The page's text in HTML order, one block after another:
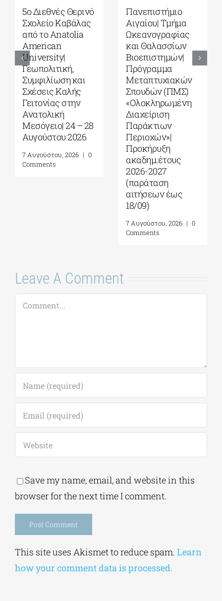
5ο Διεθνές Θερινό
Σχολείο Καβάλας
από το Αnatolia
American
University|
Γεωπολιτική,
Συμφιλίωση και
Σχέσεις Καλής
Γειτονίας στην
Ανατολική
Μεσόγειο| 24 – 28
Αυγούστου 2026
7 Αυγούστου, 2026 | 0
Comments
Πανεπιστήμιο
Αιγαίου| Τμήμα
Ωκεανογραφίας
και Θαλασσίων
Βιοεπιστημών|
Πρόγραμμα
Μεταπτυχιακών
Σπουδών (ΠΜΣ)
«Ολοκληρωμένη
Διαχείριση
Παράκτιων
Περιοχών»|
Προκήρυξη
ακαδημ.έτους
2026-2027
(παράταση
αιτήσεων έως
18/09)
7 Αυγούστου, 2026 | 0
Comments
Leave A Comment
Comment
Save my name, email, and website in this
browser for the next time I comment.
This site uses Akismet to reduce spam. Learn
how your comment data is processed.